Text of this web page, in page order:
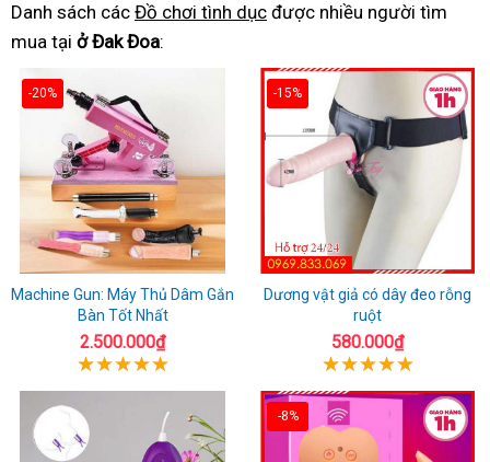
Danh sách các Đồ chơi tình dục được nhiều người tìm
mua tại ở Đak Đoa:
-20%
Machine Gun: Máy Thủ Dâm Gắn
Bàn Tốt Nhất
2.500.000₫
-15%
Dương vật giả có dây đeo rỗng
ruột
580.000₫
-8%